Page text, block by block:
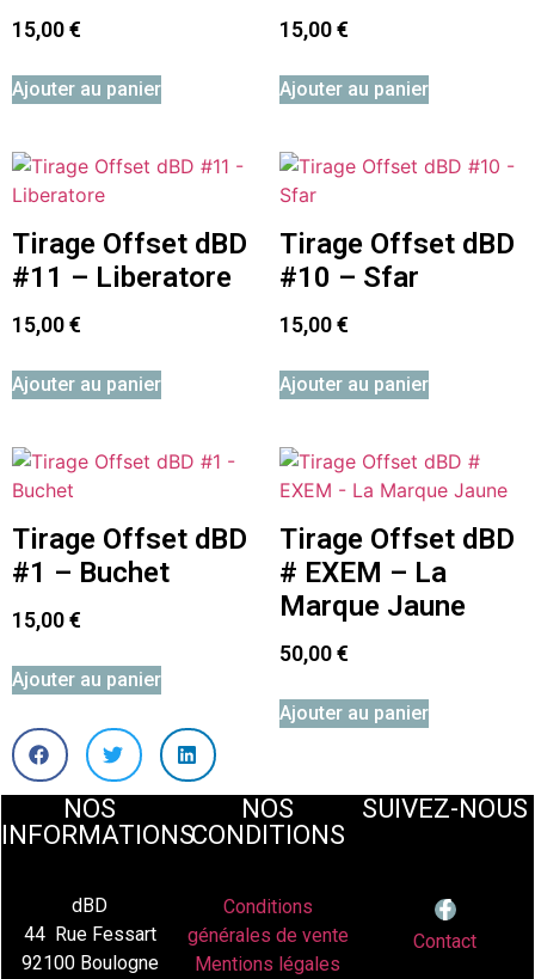
15,00€
Ajouter au panier
15,00€
Ajouter au panier
Tirage Offset dBD
#11 – Liberatore
15,00€
Ajouter au panier
Tirage Offset dBD
#10 – Sfar
15,00€
Ajouter au panier
Tirage Offset dBD
#1 – Buchet
15,00€
Ajouter au panier
Tirage Offset dBD
# EXEM – La
Marque Jaune
50,00€
Ajouter au panier
NOS
INFORMATIONS
dBD
44 Rue Fessart
92100 Boulogne
NOS
CONDITIONS
Conditions
générales de vente
Mentions légales
SUIVEZ-NOUS
Contact